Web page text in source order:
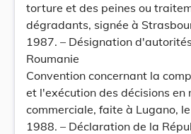
torture et des peines ou
dégradants, signée à
1987. – Désignation
Roumanie
Convention concernant la
et l'exécution des décisions en
commerciale, faite à Lugano,
1988. – Déclaration de la